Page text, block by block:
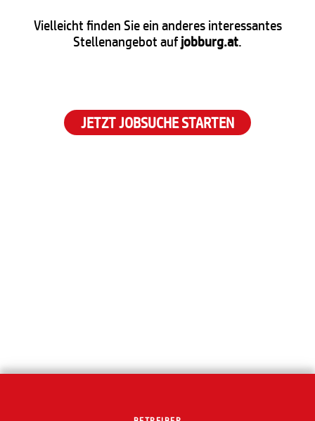
Vielleicht finden Sie ein anderes interessantes
Stellenangebot aufjobburg.at.
JETZT JOBSUCHE STARTEN